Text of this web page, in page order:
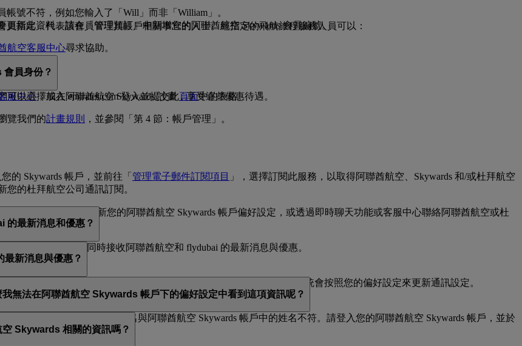
號不符，例如您輸入了「Will」而非「William」。
更新此資料，請在「管理預訂」中新增您的阿聯酋航空 Skywards 會員編號。
航空客服中心尋求協助。
員指定，代表該會員管理其帳戶相關事宜的人士。經指定的飛航旅程服務人員可以：
戶資訊
服中心，或在 emirates.com 登入並提交此頁面中的表格。
覽我們的計畫規則 ，並參閱「第 4 節：帳戶管理」。
員身份？
以選擇加入阿聯酋航空 Skywards 計畫，享受這些優惠待遇。
的 Skywards 帳戶，並前往「 管理電子郵件訂閱項目 」，選擇訂閱此服務，以取得阿聯酋航空、Skywards 和/或杜拜航空
您的杜拜航空公司通訊訂閱。
取消訂閱」連結、更新您的阿聯酋航空 Skywards 帳戶偏好設定，或透過即時聊天功能或客服中心聯絡阿聯酋航空或杜
的最新消息和優惠？
因此，您可以選擇同時接收阿聯酋航空和 flydubai 的最新消息與優惠。
新消息與優惠？
酋航空、阿聯酋航空 Skywards 和／或 flydubai 的最新消息與優惠。系統會按照您的偏好設定來更新通訊設定。
無法在阿聯酋航空 Skywards 帳戶下的偏好設定中看到這項資訊呢？
會員編號，或是您提供的姓名與阿聯酋航空 Skywards 帳戶中的姓名不符。請登入您的阿聯酋航空 Skywards 帳戶，並於
Skywards 相關的資訊嗎？